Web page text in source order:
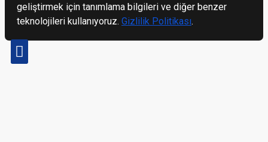
geliştirmek için tanımlama bilgileri ve diğer benzer
teknolojileri kullanıyoruz. Gizlilik Politikası.